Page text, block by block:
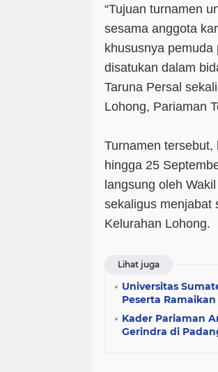
“Tujuan turnamen
sesama anggota
khususnya
disatukan dalam
Taruna Persal
Lohong, Pariaman
Turnamen
hingga 25
langsung oleh
sekaligus menjabat
Kelurahan Lohong.
Lihat juga
Universitas
Peserta
Kader Pariaman
Gerindra di